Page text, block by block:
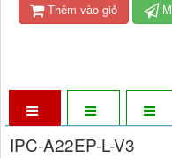
Thêm vào giỏ
IPC-A22EP-L-V3